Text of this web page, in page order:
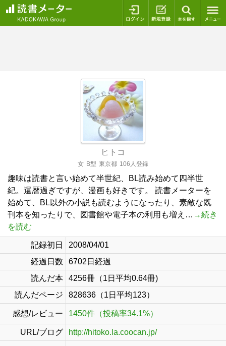
ログイン 新規登録
ヒトコ
女 B型 東京都 106人登録
趣味は読書と言い始めて半世紀、BL読み始めて四半世
紀。還暦過ぎですが、漫画も好きです。 読書メーターを
始めて、BL以外の小説も読むようになったり、素敵な既
刊本を知ったりで、図書館や電子本の利用も増え… →続き
を読む
記録初日
2008/04/01
経過日数
6702日経過
読んだ本
4256冊（1日平均0.64冊)
読んだページ
828636（1日平均123）
感想/レビュー 1450件（投稿率34.1%）
URL/ブログ http://hitoko.la.coocan.jp/